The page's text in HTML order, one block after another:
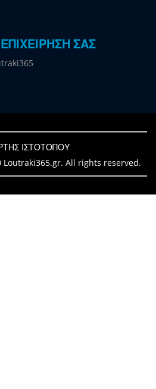
ΣΑΣ
ΙΣΤΟΤΟΠΟΥ
All rights reserved.